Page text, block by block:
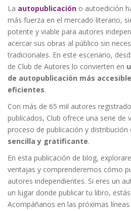
La autopublicación o autoedición
más fuerza en el mercado literario,
potente y viable para autores
acercar sus obras al público sin
tradicionales. En este escenario,
de Club de Autores lo convierten en
de autopublicación más
eficientes.
Con más de 65 mil autores
publicados, Club ofrece una serie de
proceso de publicación y distribución
sencilla y gratificante.
En esta publicación de blog,
ventajas y comprenderemos cómo
autores independientes. Si eres un
un lugar donde publicar tu libro,
Acompáñanos en las próximas líneas